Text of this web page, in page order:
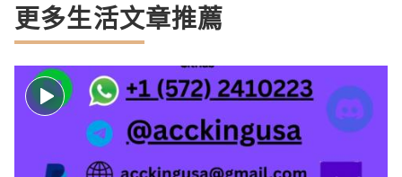
更多生活文章推薦